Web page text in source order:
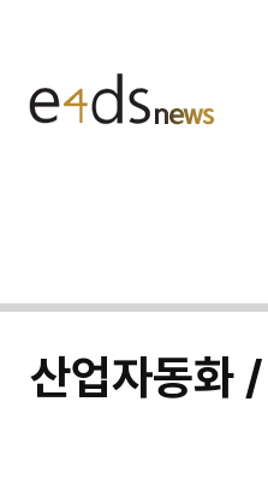
산업자동화